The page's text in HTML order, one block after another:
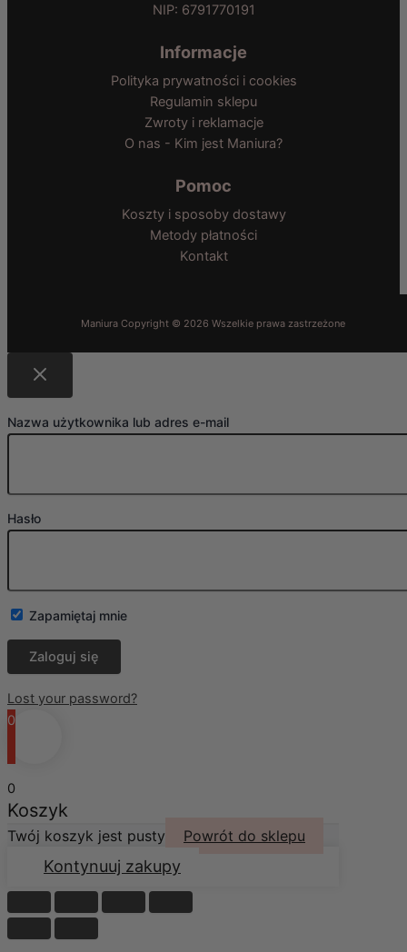
NIP: 6791770191
Informacje
Polityka prywatności i cookies
Regulamin sklepu
Zwroty i reklamacje
O nas - Kim jest Maniura?
Pomoc
Koszty i sposoby dostawy
Metody płatności
Kontakt
Nazwa użytkownika lub adres e-mail
Hasło
Zapamiętaj mnie
Lost your password?
0
0
Koszyk
Twój koszyk jest pusty Powrót do sklepu
Kontynuuj zakupy